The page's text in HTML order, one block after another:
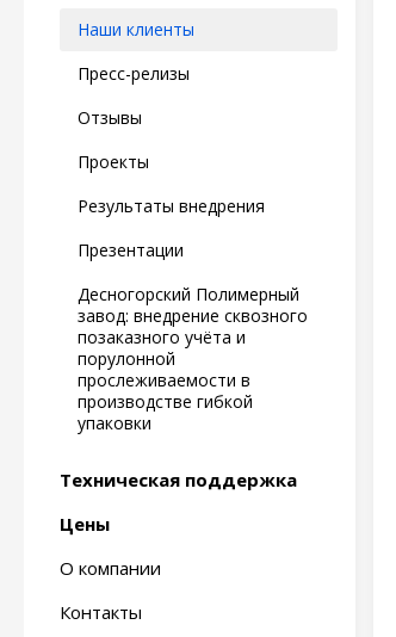
Наши клиенты
Пресс-релизы
Отзывы
Проекты
Результаты внедрения
Презентации
Десногорский Полимерный
завод: внедрение сквозного
позаказного учёта и
порулонной
прослеживаемости в
производстве гибкой
упаковки
Техническая поддержка
Цены
О компании
Контакты